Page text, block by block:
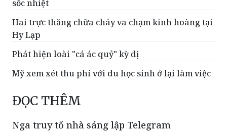
sốc nhiệt
Hai trực thăng chữa cháy va chạm kinh hoàng tại
Hy Lạp
Phát hiện loài "cá ác quỷ" kỳ dị
Mỹ xem xét thu phí với du học sinh ở lại làm việc
ĐỌC THÊM
Nga truy tố nhà sáng lập Telegram